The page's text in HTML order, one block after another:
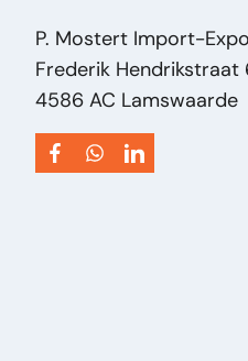
P. Mostert Import-
Frederik Hendrikstraat
4586 AC Lamswaarde